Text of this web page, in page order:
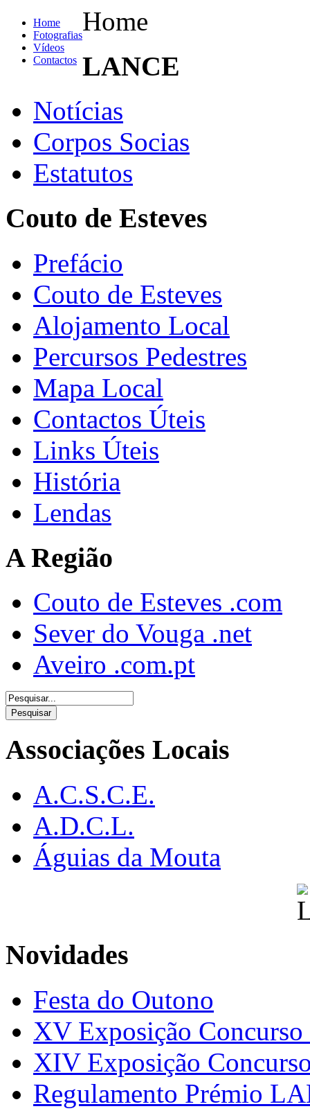
Home
Fotografias
Vídeos
Contactos
Home
LANCE
Notícias
Corpos Socias
Estatutos
Couto de Esteves
Prefácio
Couto de Esteves
Alojamento Local
Percursos Pedestres
Mapa Local
Contactos Úteis
Links Úteis
História
Lendas
A Região
Couto de Esteves .com
Sever do Vouga .net
Aveiro .com.pt
Associações Locais
A.C.S.C.E.
A.D.C.L.
Águias da Mouta
Novidades
Festa do Outono
XV Exposição
XIV Exposição
Regulamento Prémio